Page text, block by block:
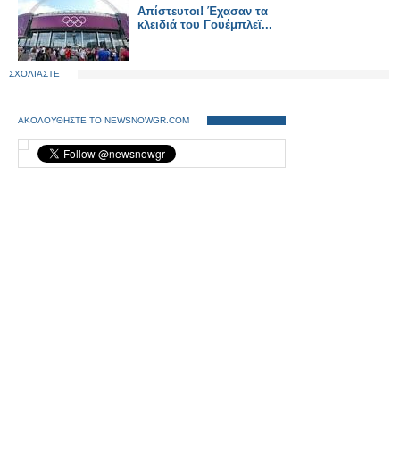
Απίστευτοι! Έχασαν τα
κλειδιά του Γουέμπλεϊ...
ΣΧΟΛΙΑΣΤΕ
ΑΚΟΛΟΥΘΗΣΤΕ ΤΟ NEWSNOWGR.COM